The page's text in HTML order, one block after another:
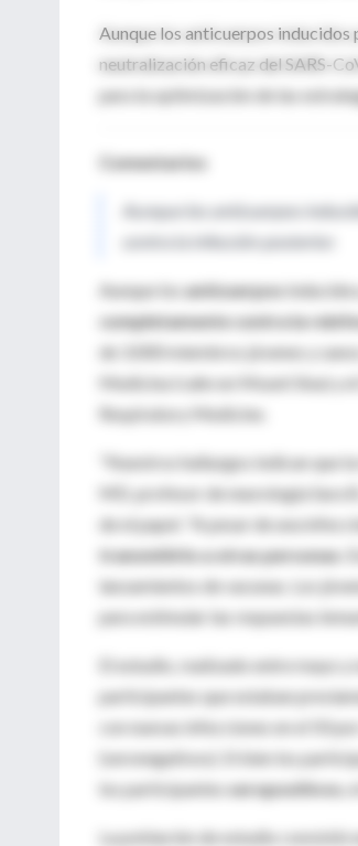
Aunque los anticuerpos
neutralización eficaz del SARS-
para la optimización de las
Comentarios
Aunque los anticuerpos
contra la infección posterior.
Aunque losanticuerpos
completamente contra la
de 3.000 miembros jóvenes y
Medicina Icahn en Mount Sinai y
Respiratory Medicine.
"Nuestros hallazgos indican que
MD, profesor de neurología Sara
de el papel. "A pesar de una
transmitirlo a otras personas
lanzamientos de vacunas. Los
para estimular las respuestas
El estudio, realizado entre mayo
participantes que estaban
con nuevas infecciones en el 50
(seronegativos). Si bien los
los participantesseropositivos,
La población de estudio